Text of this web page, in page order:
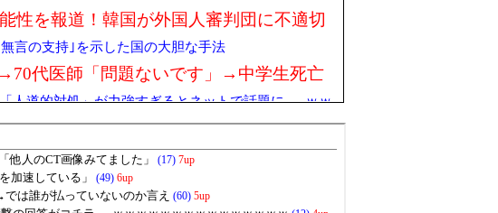
性を報道！韓国が外国人審判団に不適切
言の支持｣を示した国の大胆な手法
代医師「問題ないです」→中学生死亡
人道的対処」が力強すぎるとネットで話題に → ｗｗ